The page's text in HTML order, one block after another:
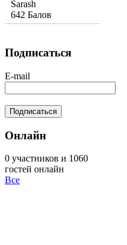
Sarash
642 Балов
Подписаться
E-mail
Онлайн
0 участников и 1060
гостей онлайн
Все